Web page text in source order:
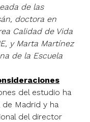
de las
doctora en
Calidad de Vida
y Marta Martínez
de la Escuela
del estudio ha
Madrid y ha
del director